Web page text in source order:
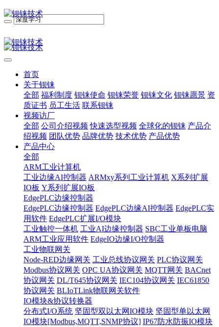
首页
关于钡铼
全部 福利制度 钡铼使命 钡铼荣誉 钡铼文化 钡铼愿景 资
质证书 员工生活 联系钡铼
视频访厂
全部 公司介绍视频 快速选型视频 全球化的钡铼 产品介
绍视频 团队优势 品牌优势 技术优势 产品优势
产品中心
全部
ARM工业计算机
工业边缘AI控制器 ARMxy系列工业计算机 X系列扩展
IO板 Y系列扩展IO板
EdgePLC边缘控制器
EdgePLC边缘控制器 EdgePLC边缘AI控制器 EdgePLC实
用软件 EdgePLC扩展I/O模块
工业触控一体机 工业AI边缘控制器 SBC工业单板电脑
ARM工业应用软件 EdgeIO边缘I/O控制器
工业物联网关
Node-RED边缘网关 工业总线协议网关 PLC协议网关
Modbus协议网关 OPC UA协议网关 MQTT网关 BACnet
协议网关 DL/T645协议网关 IEC104协议网关 IEC61850
协议网关 BLIoTLink物联网关软件
IO模块&协议转换器
分布式I/O系统 坚固型双以太网IO模块 坚固型单以太网
IO模块[Modbus,MQTT,SNMP协议] IP67防水防振IO模块